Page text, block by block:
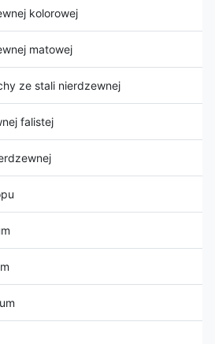
kolorowej
matowej
ze stali nierdzewnej
falistej